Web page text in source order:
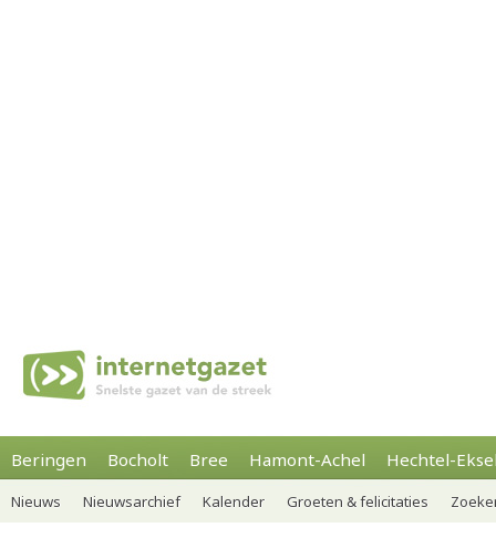
Beringen Bocholt Bree Hamont-Achel Hechtel-
Nieuws Nieuwsarchief Kalender Groeten & felicitaties